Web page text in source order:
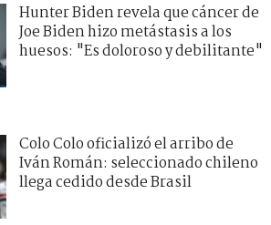
Hunter Biden revela que cáncer de
Joe Biden hizo metástasis a los
huesos: "Es doloroso y debilitante"
Colo Colo oficializó el arribo de
Iván Román: seleccionado chileno
llega cedido desde Brasil